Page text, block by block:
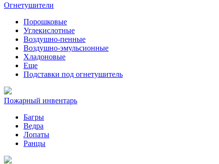
Огнетушители
Порошковые
Углекислотные
Воздушно-пенные
Воздушно-эмульсионные
Хладоновые
Еще
Подставки под огнетушитель
Пожарный инвентарь
Багры
Ведра
Лопаты
Ранцы